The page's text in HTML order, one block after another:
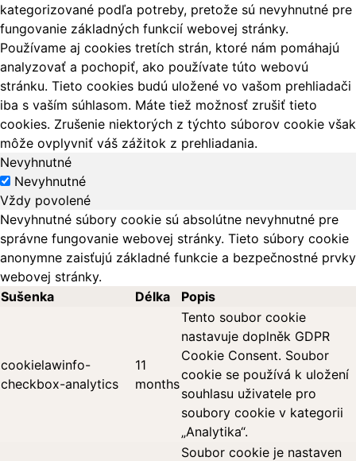
kategorizované podľa potreby, pretože sú nevyhnutné pre
fungovanie základných funkcií webovej stránky.
Používame aj cookies tretích strán, ktoré nám pomáhajú
analyzovať a pochopiť, ako používate túto webovú
stránku. Tieto cookies budú uložené vo vašom prehliadači
iba s vaším súhlasom. Máte tiež možnosť zrušiť tieto
cookies. Zrušenie niektorých z týchto súborov cookie však
môže ovplyvniť váš zážitok z prehliadania.
Nevyhnutné
Nevyhnutné
Vždy povolené
Nevyhnutné súbory cookie sú absolútne nevyhnutné pre
správne fungovanie webovej stránky. Tieto súbory cookie
anonymne zaisťujú základné funkcie a bezpečnostné prvky
webovej stránky.
Sušenka
Délka Popis
cookielawinfo-
checkbox-analytics
11
months
Tento soubor cookie
nastavuje doplněk GDPR
Cookie Consent. Soubor
cookie se používá k uložení
souhlasu uživatele pro
soubory cookie v kategorii
„Analytika“.
Soubor cookie je nastaven